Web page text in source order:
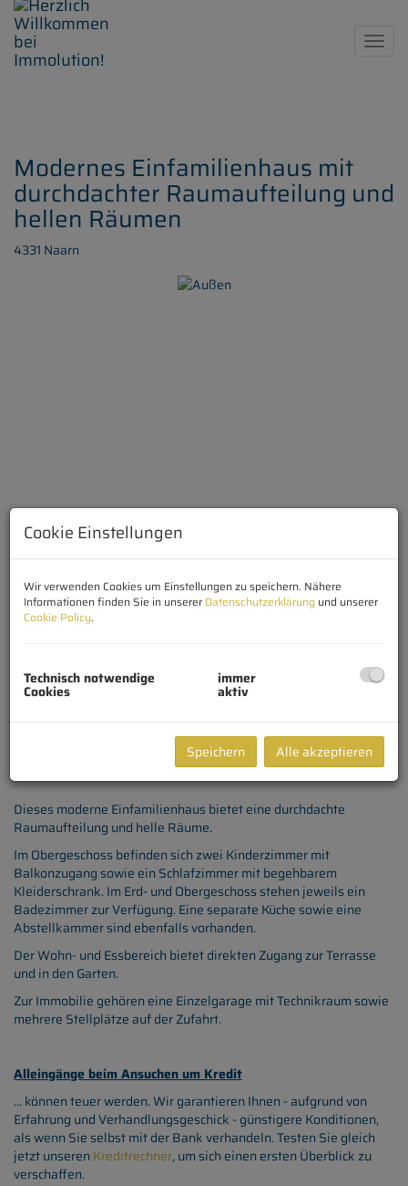
Modernes Einfamilienhaus mit
durchdachter Raumaufteilung und
hellen Räumen
4331 Naarn
Dieses moderne Einfamilienhaus bietet eine durchdachte
Raumaufteilung und helle Räume.
Im Obergeschoss befinden sich zwei Kinderzimmer mit
Balkonzugang sowie ein Schlafzimmer mit begehbarem
Kleiderschrank. Im Erd- und Obergeschoss stehen jeweils ein
Badezimmer zur Verfügung. Eine separate Küche sowie eine
Abstellkammer sind ebenfalls vorhanden.
Der Wohn- und Essbereich bietet direkten Zugang zur Terrasse
und in den Garten.
Zur Immobilie gehören eine Einzelgarage mit Technikraum sowie
mehrere Stellplätze auf der Zufahrt.
Alleingänge beim Ansuchen um Kredit
… können teuer werden. Wir garantieren Ihnen - aufgrund von
Erfahrung und Verhandlungsgeschick - günstigere Konditionen,
als wenn Sie selbst mit der Bank verhandeln. Testen Sie gleich
jetzt unseren Kreditrechner, um sich einen ersten Überblick zu
verschaffen.
Cookie Einstellungen
Wir verwenden Cookies um Einstellungen zu speichern. Nähere
Informationen finden Sie in unserer Datenschutzerklärung und unserer
Cookie Policy.
Technisch notwendige
Cookies
immer
aktiv
Speichern Alle akzeptieren